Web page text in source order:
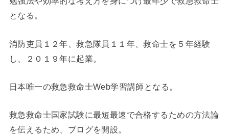
となる。
消防吏員１２年、救急隊員１１年、救命士を５年経験
し、２０１９年に起業。
日本唯一の救急救命士Web学習講師となる。
救急救命士国家試験に最短最速で合格するための方法論
を伝えるため、ブログを開設。